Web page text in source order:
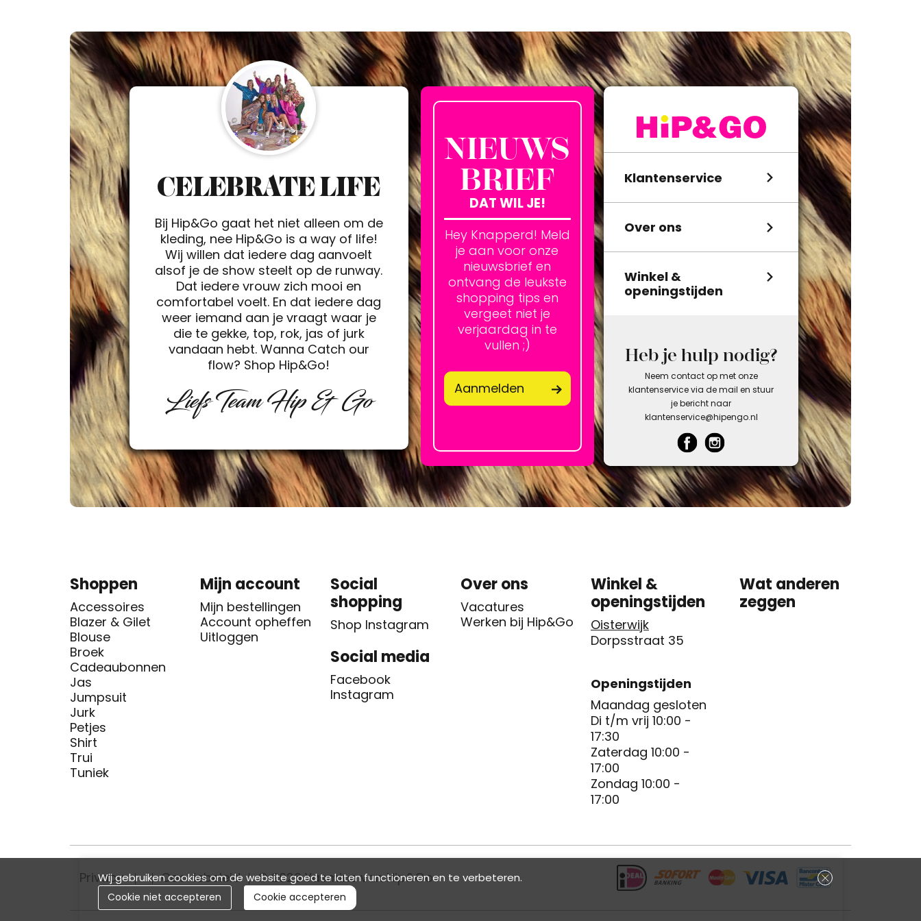
CELEBRATE LIFE
Bij Hip&Go gaat het niet alleen om de
kleding, nee Hip&Go is a way of life!
Wij willen dat iedere dag aanvoelt
alsof je de show steelt op de runway.
Dat iedere vrouw zich mooi en
comfortabel voelt. En dat iedere dag
weer iemand aan je vraagt waar je
die te gekke, top, rok, jas of jurk
vandaan hebt. Wanna Catch our
flow? Shop Hip&Go!
Liefs Team Hip & Go
NIEUWS
BRIEF
DAT WIL JE!
Hey Knapperd! Meld
je aan voor onze
nieuwsbrief en
ontvang de leukste
shopping tips en
vergeet niet je
verjaardag in te
vullen ;)
Aanmelden
Klantenservice
Over ons
Winkel &
openingstijden
Heb je hulp nodig?
Neem contact op met onze
klantenservice via de mail en stuur
je bericht naar
klantenservice@hipengo.nl
Shoppen
Accessoires
Blazer & Gilet
Blouse
Broek
Cadeaubonnen
Jas
Jumpsuit
Jurk
Petjes
Shirt
Trui
Tuniek
Mijn account
Mijn bestellingen
Account opheffen
Uitloggen
Social
shopping
Shop Instagram
Social media
Facebook
Instagram
Over ons
Vacatures
Werken bij Hip&Go
Winkel &
openingstijden
Oisterwijk
Dorpsstraat 35
Openingstijden
Maandag gesloten
Di t/m vrij 10:00 -
17:30
Zaterdag 10:00 -
17:00
Zondag 10:00 -
17:00
Wat anderen
zeggen
Privacy Cookiebeleid © 2026 Yasmine van Hip&Go
Wij gebruiken cookies om de website goed te laten functioneren en te verbeteren.